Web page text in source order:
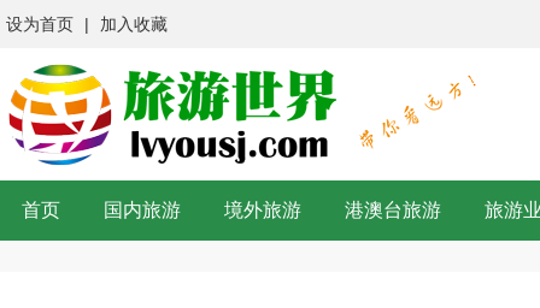
设为首页 | 加入收藏
首页 国内旅游 境外旅游 港澳台旅游 旅游